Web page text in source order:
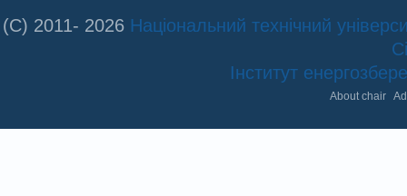
(C) 2011- 2026 Національний технічний
Інститут
About chair